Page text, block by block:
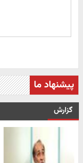
پیشنهاد ما
گزارش